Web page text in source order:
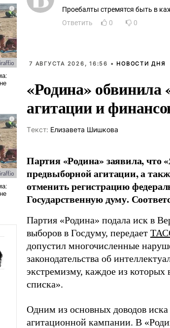
Проебалты стремятся быть в
Ответить
0 0
7 АВГУСТА 2026, 16:56 • НОВОСТИ ДНЯ
«Родина» обвинила
агитации и
Tекст: Елизавета Шишкова
Партия «Родина» заявила, что
предвыборной агитации, а
отменить регистрацию
Государственную думу.
Партия «Родина» подала иск в
выборов в Госдуму, передает
допустил многочисленные
законодательства об
экстремизму, каждое из которых
списка».
Одним из основных доводов
агитационной кампании. В